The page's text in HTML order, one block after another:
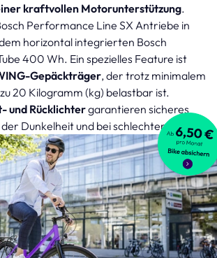
kraftvollen Motorunterstützung.
Performance Line SX Antriebe in
horizontal integrierten Bosch
400 Wh. Ein spezielles Feature ist
Gepäckträger, der trotz minimalem
20 Kilogramm (kg) belastbar ist.
und Rücklichtergarantieren sicheres
Dunkelheit und bei schlechter Sicht.